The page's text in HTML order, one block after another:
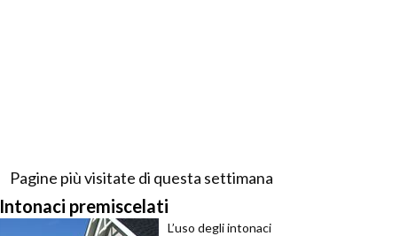
Pagine più visitate di questa settimana
Intonaci premiscelati
L’uso degli intonaci